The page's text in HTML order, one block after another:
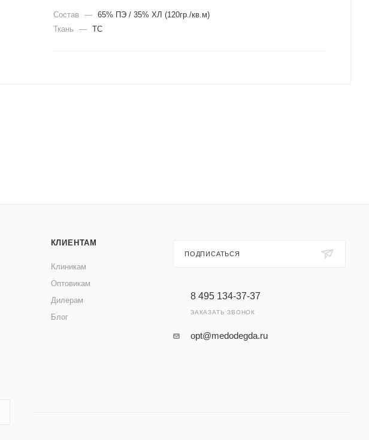
Состав — 65% ПЭ / 35% ХЛ (120гр./кв.м)
Ткань
— ТС
КЛИЕНТАМ
Клиникам
Оптовикам
Дилерам
Блог
ПОДПИСАТЬСЯ
8 495 134-37-37
ЗАКАЗАТЬ ЗВОНОК
opt@medodegda.ru